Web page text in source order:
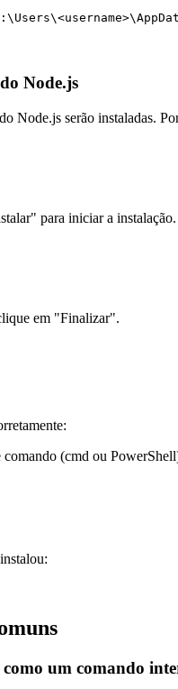
Node.js
Node.js serão instaladas.
para iniciar a instalação.
em "Finalizar".
(cmd ou
um comando